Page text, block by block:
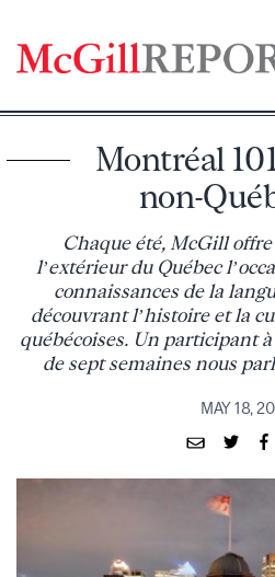
content
Montréal
non-
Chaque été, McGill
l’extérieur du Québec
connaissances de la
découvrant l’histoire et la
québécoises. Un participant
de sept semaines nous
MAY 18,